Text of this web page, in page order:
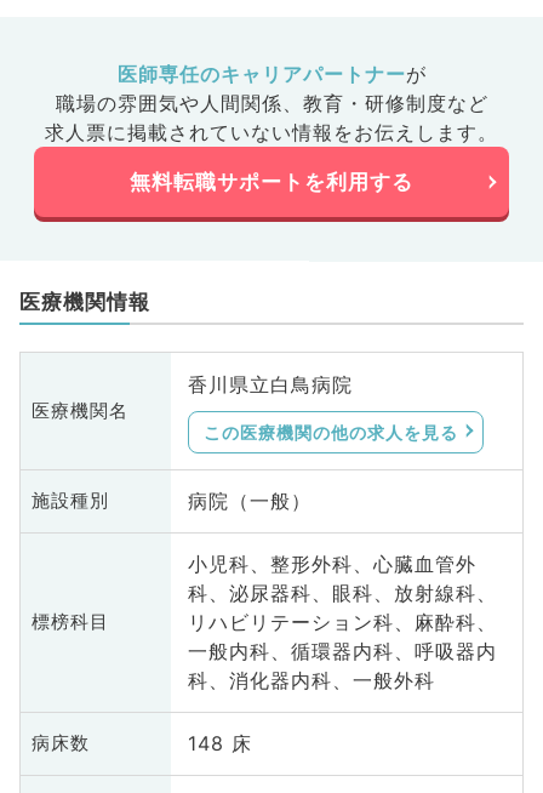
医師専任のキャリアパートナーが
職場の雰囲気や人間関係、 教育・研修制度など
求人票に掲載されていない情報をお伝えします。
無料転職サポートを利用する
医療機関情報
医療機関名
香川県立白鳥病院
この医療機関の他の求人を見る
施設種別 病院（一般）
標榜科目
小児科、整形外科、心臓血管外
科、泌尿器科、眼科、放射線科、
リハビリテーション科、麻酔科、
一般内科、循環器内科、呼吸器内
科、消化器内科、一般外科
病床数 148 床